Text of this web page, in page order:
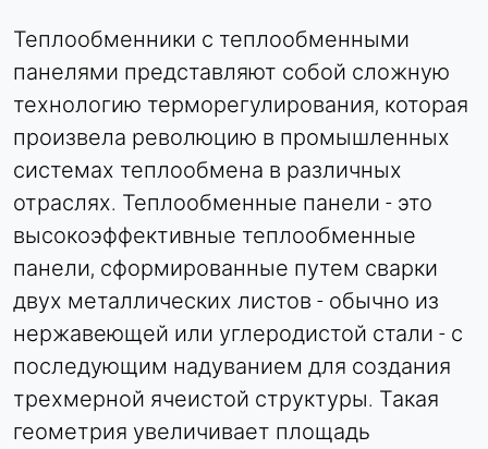
Теплообменники с теплообменными
панелями представляют собой сложную
технологию терморегулирования, которая
произвела революцию в промышленных
системах теплообмена в различных
отраслях. Теплообменные панели - это
высокоэффективные теплообменные
панели, сформированные путем сварки
двух металлических листов - обычно из
нержавеющей или углеродистой стали - с
последующим надуванием для создания
трехмерной ячеистой структуры. Такая
геометрия увеличивает площадь
Корпорация LinkedIn
Purpose:
Отслеживание конверсии
Cookie duration:
1 день - 1 год
Leadinfo
Name:
_li_id.#, _li_id.#.expires, _li_ses.#,
snowplowOutQueue_#_post2,
snowplowOutQueue_#_post2.expires
Provider:
Leadinfo B.V.